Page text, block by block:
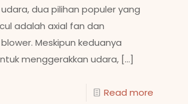
dua pilihan populer yang
adalah axial fan dan
Meskipun keduanya
menggerakkan udara,[…]
Read more